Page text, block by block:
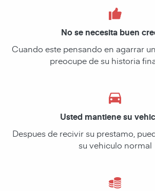
No se necesita buen
Cuando este pensando en agarrar
preocupe de su historia
Usted mantiene su
Despues de recivir su prestamo,
su vehiculo normal